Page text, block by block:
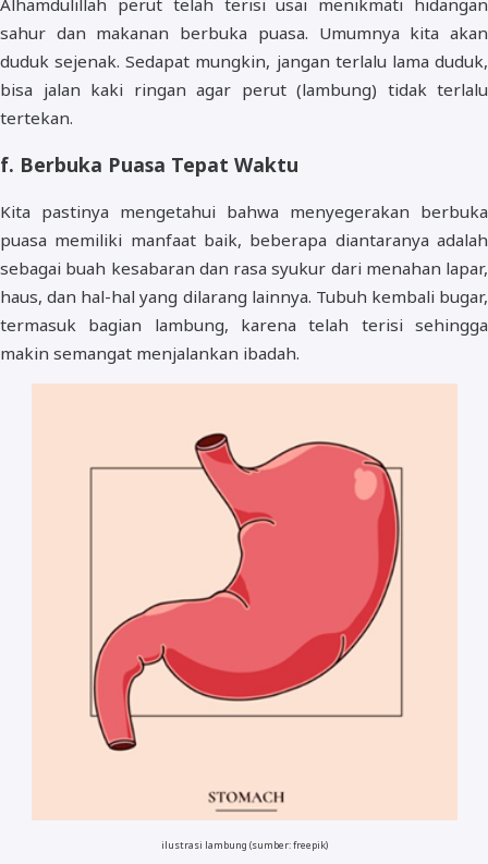
Alhamdulillah perut telah terisi usai menikmati hidangan
sahur dan makanan berbuka puasa. Umumnya kita akan
duduk sejenak. Sedapat mungkin, jangan terlalu lama duduk,
bisa jalan kaki ringan agar perut (lambung) tidak terlalu
tertekan.
f. Berbuka Puasa Tepat Waktu
Kita pastinya mengetahui bahwa menyegerakan berbuka
puasa memiliki manfaat baik, beberapa diantaranya adalah
sebagai buah kesabaran dan rasa syukur dari menahan lapar,
haus, dan hal-hal yang dilarang lainnya. Tubuh kembali bugar,
termasuk bagian lambung, karena telah terisi sehingga
makin semangat menjalankan ibadah.
ilustrasi lambung (sumber: freepik)